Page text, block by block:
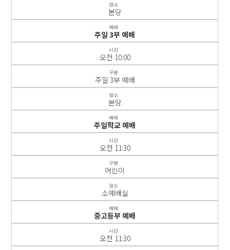
장소
본당
예배
주일 3부 예배
시간
오전 10:00
구분
주일 3부 예배
장소
본당
예배
주일학교 예배
시간
오전 11:30
구분
어린이
장소
소예배실
예배
중고등부 예배
시간
오전 11:30